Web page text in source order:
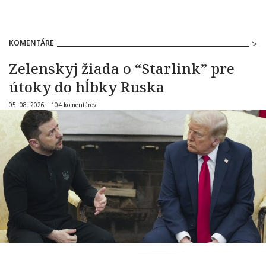
KOMENTÁRE
Zelenskyj žiada o “Starlink” pre
útoky do hĺbky Ruska
05. 08. 2026 | 104 komentárov